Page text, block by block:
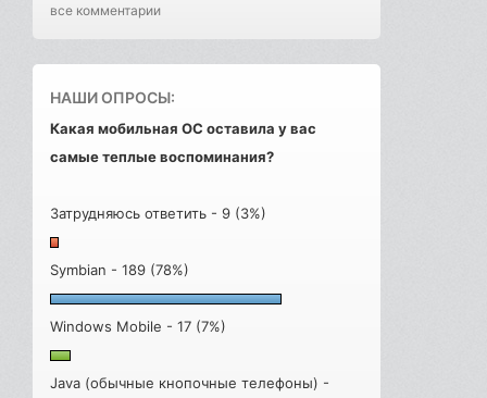
все комментарии
НАШИ ОПРОСЫ:
Какая мобильная ОС оставила у вас
самые теплые воспоминания?
Затрудняюсь ответить - 9 (3%)
Symbian - 189 (78%)
Windows Mobile - 17 (7%)
Java (обычные кнопочные телефоны) -